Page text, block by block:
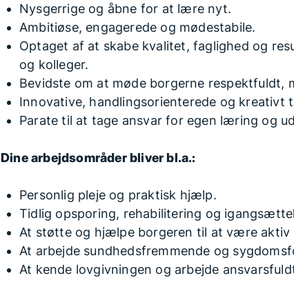
Nysgerrige og åbne for at lære nyt.
Ambitiøse, engagerede og mødestabile.
Optaget af at skabe kvalitet, faglighed og
og kolleger.
Bevidste om at møde borgerne
Innovative, handlingsorienterede og kreativt
Parate til at tage ansvar for egen læring og
Dine arbejdsområder bliver bl.a.:
Personlig pleje og praktisk hjælp.
Tidlig opsporing, rehabilitering og
At støtte og hjælpe borgeren til at være aktiv
At arbejde sundhedsfremmende og
At kende lovgivningen og arbejde